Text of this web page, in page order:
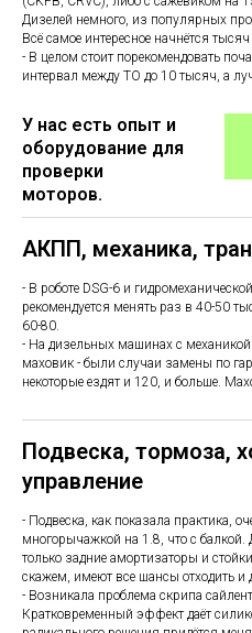
Дизелей немного, из популярных
Всё самое интересное начнётся
- В целом стоит порекомендовать
интервал между ТО до 10 тысяч, а
У нас есть опыт и
оборудование для
проверки
моторов.
АКПП, механика,
- В роботе DSG-6 и
рекомендуется менять раз в 40-50
60-80.
- На дизельных машинах с
маховик - были случаи замены по
некоторые ездят и 120, и больше.
Подвеска, тормоза,
управление
- Подвеска, как показала практика,
многорычажкой на 1.8, что с
только задние амортизаторы и
скажем, имеют все шансы отходить и
- Возникала проблема скрипа
Кратковременный эффект даёт